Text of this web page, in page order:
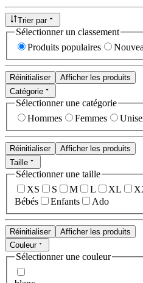
Trier par
Sélectionner un classement
Produits populaires
Réinitialiser
Afficher les produits
Catégorie
Sélectionner une catégorie
Hommes
Femmes
Réinitialiser
Afficher les produits
Taille
Sélectionner une taille
XS
S M L XL
Bébés
Enfants Ado
Réinitialiser
Afficher les produits
Couleur
Sélectionner une couleur